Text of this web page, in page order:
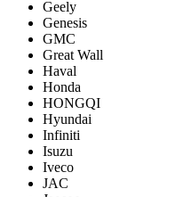
Geely
Genesis
GMC
Great Wall
Haval
Honda
HONGQI
Hyundai
Infiniti
Isuzu
Iveco
JAC